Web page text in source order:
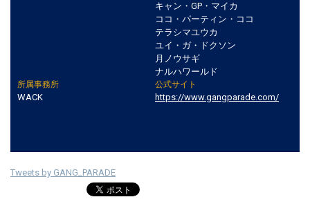
キャン・GP・マイカ
ココ・パーティン・ココ
テラシマユウカ
ユイ・ガ・ドクソン
月ノウサギ
ナルハワールド
所属事務所
WACK
公式サイト
https://www.gangparade.com/
Tweets by GANG_PARADE